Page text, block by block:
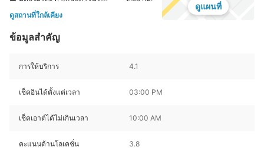
ดูสถานที่ใกล้เคียง
ดูแผนที่
ข้อมูลสำคัญ
การให้บริการ 4.1
เช็คอินได้ตั้งแต่เวลา 03:00 PM
เช็คเอาต์ได้ไม่เกินเวลา 10:00 AM
คะแนนด้านโลเคชั่น 3.8